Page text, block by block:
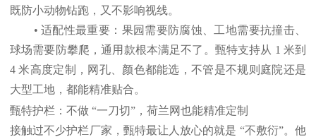
既防小动物钻跑，又不影响视线。
• 适配性最重要：果园需要防腐蚀、工地需要抗撞击、
球场需要防攀爬，通用款根本满足不了。甄特支持从 1 米到
4 米高度定制，网孔、颜色都能选，不管是不规则庭院还是
大型工地，都能精准贴合。
甄特护栏：不做 “一刀切”，荷兰网也能精准定制
接触过不少护栏厂家，甄特最让人放心的就是 “不敷衍”。他